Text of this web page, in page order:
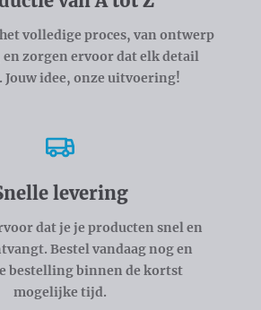
volledige proces, van ontwerp
zorgen ervoor dat elk detail
Jouw idee, onze uitvoering!
levering
dat je je producten snel en
Bestel vandaag nog en
bestelling binnen de kortst
mogelijke tijd.